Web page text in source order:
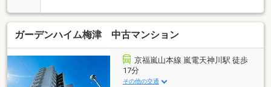
管理体制良好■スーパー・学校・公園が徒歩圏内総戸
数142戸を誇る大規模マンションならではの管理体制
が魅力。南向きバルコニーからは暖かな陽光が差し込
み、明るく開放的な住空間を演出します。周辺にはス
ーパーやドラッグストア、教育施設、公園など生活利
便施設が充実しており、子育て世帯からシニア世帯ま
で幅広い世代におすすめの住環境です。ペット飼育可
ガーデンハイム梅津 中古マンション
京福嵐山本線 嵐電天神川駅 徒歩
17分
その他の交通